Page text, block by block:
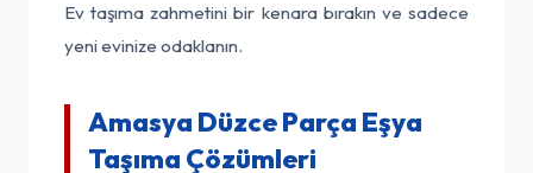
Ev taşıma zahmetini bir kenara bırakın ve sadece
yeni evinize odaklanın.
Amasya Düzce Parça Eşya
Taşıma Çözümleri